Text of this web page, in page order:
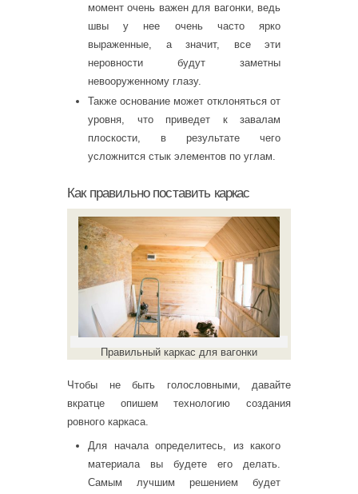
момент очень важен для вагонки, ведь
швы у нее очень часто ярко
выраженные, а значит, все эти
неровности будут заметны
невооруженному глазу.
Также основание может отклоняться от
уровня, что приведет к завалам
плоскости, в результате чего
усложнится стык элементов по углам.
Как правильно поставить каркас
Правильный каркас для вагонки
Чтобы не быть голословными, давайте
вкратце опишем технологию создания
ровного каркаса.
Для начала определитесь, из какого
материала вы будете его делать.
Самым лучшим решением будет